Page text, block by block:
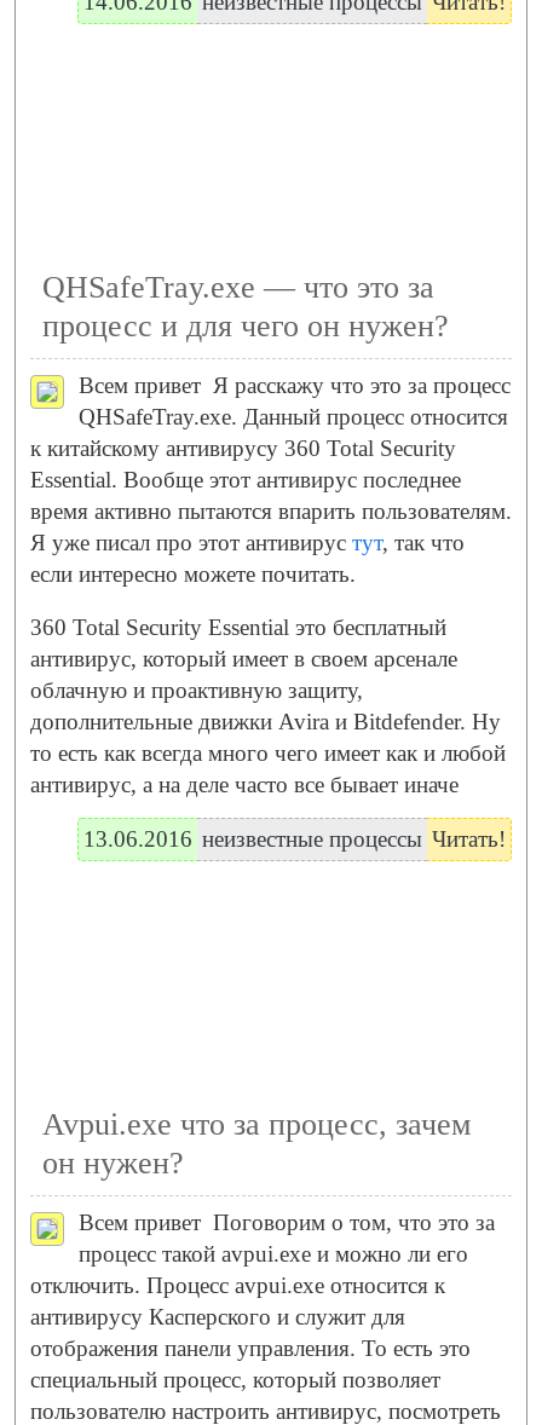
QHSafeTray.exe — что это за
процесс и для чего он нужен?
Всем привет Я расскажу что это за процесс
QHSafeTray.exe. Данный процесс относится
к китайскому антивирусу 360 Total Security
Essential. Вообще этот антивирус последнее
время активно пытаются впарить пользователям.
Я уже писал про этот антивирус тут, так что
если интересно можете почитать.
360 Total Security Essential это бесплатный
антивирус, который имеет в своем арсенале
облачную и проактивную защиту,
дополнительные движки Avira и Bitdefender. Ну
то есть как всегда много чего имеет как и любой
антивирус, а на деле часто все бывает иначе
Читать!
неизвестные процессы
13.06.2016
Avpui.exe что за процесс, зачем
он нужен?
Всем привет Поговорим о том, что это за
процесс такой avpui.exe и можно ли его
отключить. Процесс avpui.exe относится к
антивирусу Касперского и служит для
отображения панели управления. То есть это
специальный процесс, который позволяет
пользователю настроить антивирус, посмотреть